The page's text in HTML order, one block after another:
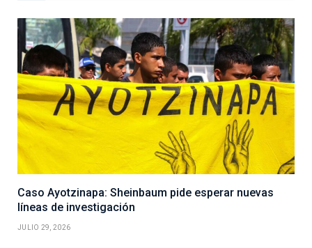
Caso Ayotzinapa: Sheinbaum pide esperar nuevas
líneas de investigación
JULIO 29, 2026